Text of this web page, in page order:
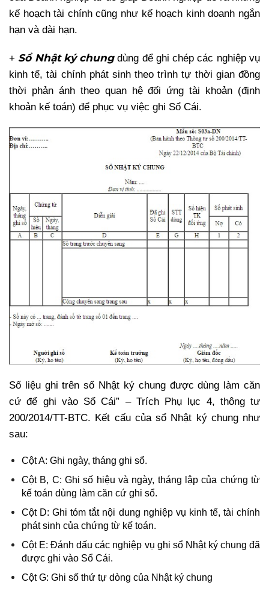
kế hoạch tài chính cũng như kế hoạch kinh doanh ngắn
hạn và dài hạn.
+ Sổ Nhật ký chung dùng để ghi chép các nghiệp vụ
kinh tế, tài chính phát sinh theo trình tự thời gian đồng
thời phản ánh theo quan hệ đối ứng tài khoản (định
khoản kế toán) để phục vụ việc ghi Sổ Cái.
Số liệu ghi trên sổ Nhật ký chung được dùng làm căn
cứ để ghi vào Sổ Cái” – Trích Phụ lục 4, thông tư
200/2014/TT-BTC. Kết cấu của sổ Nhật ký chung như
sau:
Cột A: Ghi ngày, tháng ghi sổ.
Cột B, C: Ghi số hiệu và ngày, tháng lập của chứng từ
kế toán dùng làm căn cứ ghi sổ.
Cột D: Ghi tóm tắt nội dung nghiệp vụ kinh tế, tài chính
phát sinh của chứng từ kế toán.
Cột E: Đánh dấu các nghiệp vụ ghi sổ Nhật ký chung đã
được ghi vào Sổ Cái.
Cột G: Ghi số thứ tự dòng của Nhật ký chung